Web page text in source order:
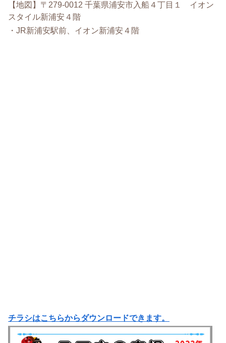
【地図】〒279-0012 千葉県浦安市入船４丁目１ イオン
スタイル新浦安４階
・JR新浦安駅前、イオン新浦安４階
チラシはこちらからダウンロードできます。